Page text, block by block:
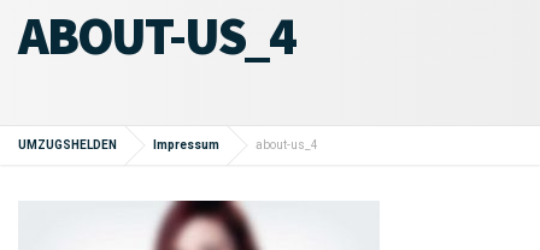
ABOUT-US_4
UMZUGSHELDEN Impressum about-us_4